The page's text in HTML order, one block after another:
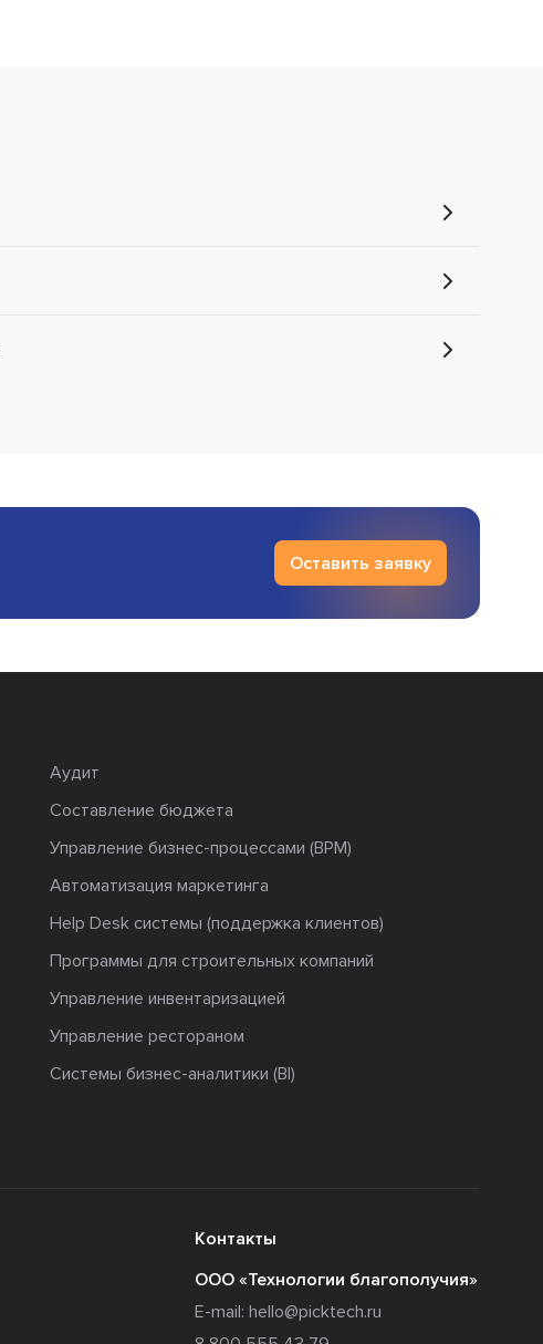
Оставить заявку
Аудит
Составление бюджета
Управление бизнес-процессами (BPM)
Автоматизация маркетинга
Help Desk системы (поддержка клиентов)
Программы для строительных компаний
Управление инвентаризацией
Управление рестораном
Системы бизнес-аналитики (BI)
Контакты
ООО «Технологии благополучия»
E-mail: hello@picktech.ru